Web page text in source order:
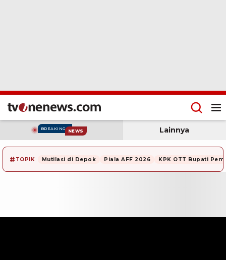
BREAKING NEWS Lainnya
# TOPIK Mutilasi di Depok Piala AFF 2026 KPK OTT Bupati